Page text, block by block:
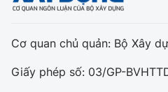
Cơ quan chủ quản: Bộ Xây
Giấy phép số: 03/GP-